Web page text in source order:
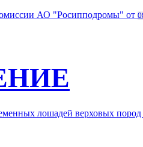
АО "Росипподромы" от
лошадей верховых